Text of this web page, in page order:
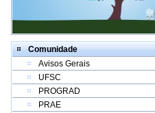
Comunidade
Avisos Gerais
UFSC
PROGRAD
PRAE